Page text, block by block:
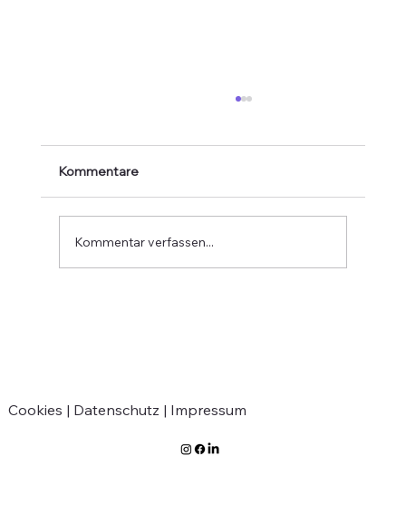
Kommentare
Kommentar verfassen...
Cookies | Datenschutz | Impressum